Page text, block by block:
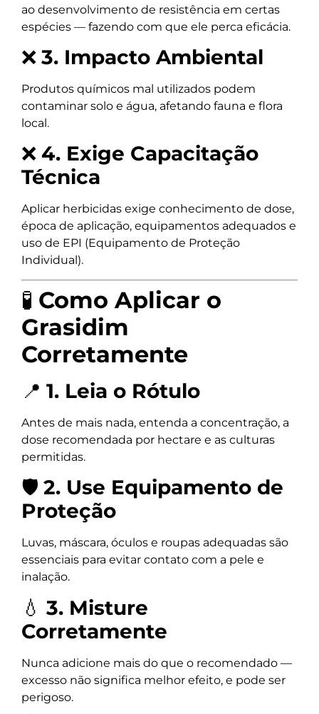
ao desenvolvimento de resistência em certas
espécies — fazendo com que ele perca eficácia.
❌ 3. Impacto Ambiental
Produtos químicos mal utilizados podem
contaminar solo e água, afetando fauna e flora
local.
❌ 4. Exige Capacitação
Técnica
Aplicar herbicidas exige conhecimento de dose,
época de aplicação, equipamentos adequados e
uso de EPI (Equipamento de Proteção
Individual).
🧪 Como Aplicar o
Grasidim
Corretamente
📍 1. Leia o Rótulo
Antes de mais nada, entenda a concentração, a
dose recomendada por hectare e as culturas
permitidas.
🛡️ 2. Use Equipamento de
Proteção
Luvas, máscara, óculos e roupas adequadas são
essenciais para evitar contato com a pele e
inalação.
💧 3. Misture
Corretamente
Nunca adicione mais do que o recomendado —
excesso não significa melhor efeito, e pode ser
perigoso.